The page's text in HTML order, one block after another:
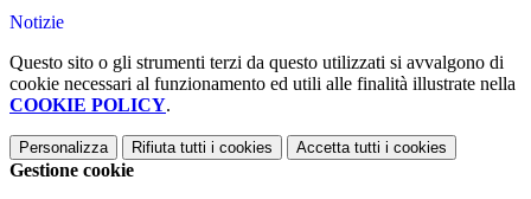
Notizie
Questo sito o gli strumenti terzi da questo utilizzati si avvalgono di
cookie necessari al funzionamento ed utili alle finalità illustrate nella
COOKIE POLICY.
Personalizza Rifiuta tutti i cookies Accetta tutti i cookies
Gestione cookie